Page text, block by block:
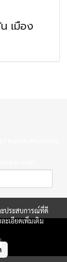
เมือง
ะประสบการณ์ที่ดี
ะเอียดเพิ่มเติม